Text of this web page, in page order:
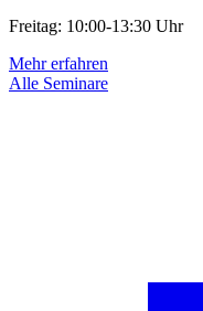
Freitag: 10:00-13:30 Uhr
Mehr erfahren
Alle Seminare